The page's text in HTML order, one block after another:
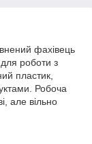
фахівець
для роботи з
пластик,
Робоча
але вільно